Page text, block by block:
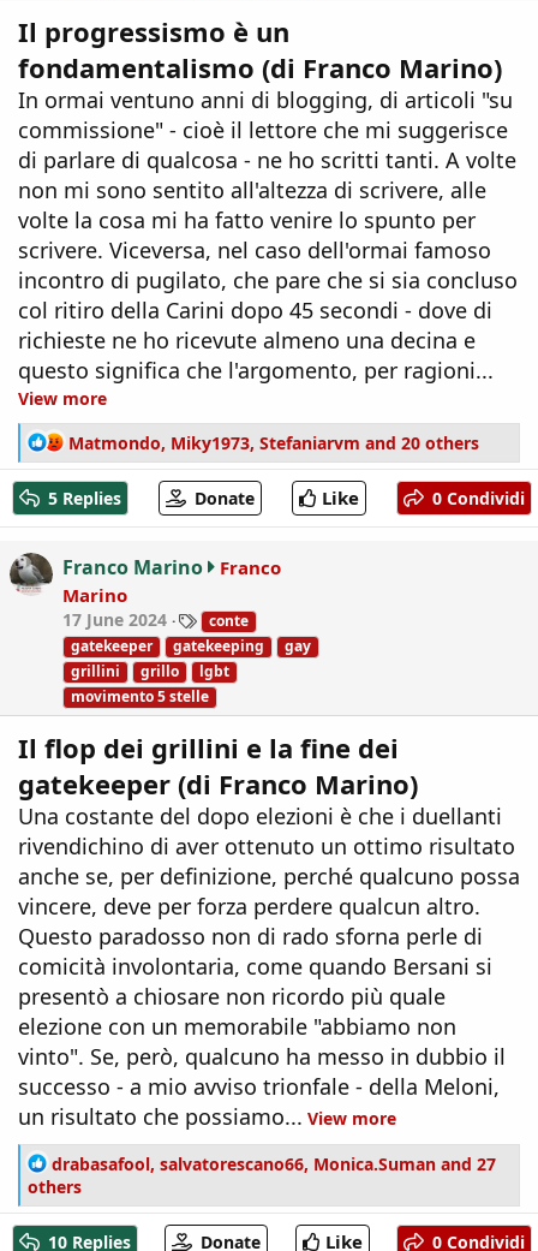
Il progressismo è un
fondamentalismo (di Franco Marino)
In ormai ventuno anni di blogging, di articoli "su
commissione" - cioè il lettore che mi suggerisce
di parlare di qualcosa - ne ho scritti tanti. A volte
non mi sono sentito all'altezza di scrivere, alle
volte la cosa mi ha fatto venire lo spunto per
scrivere. Viceversa, nel caso dell'ormai famoso
incontro di pugilato, che pare che si sia concluso
col ritiro della Carini dopo 45 secondi - dove di
richieste ne ho ricevute almeno una decina e
questo significa che l'argomento, per ragioni...
View more
R
e
a
c
t
i
o
n
s
:
Matmondo, Miky1973, Stefaniarvm and 20 others
5 Replies Donate Like 0 Condividi
Franco Marino
Franco
Marino
17 June 2024
T
a
g
s
conte
gatekeeper
gatekeeping
gay
grillini
grillo
lgbt
movimento 5 stelle
Il flop dei grillini e la fine dei
gatekeeper (di Franco Marino)
Una costante del dopo elezioni è che i duellanti
rivendichino di aver ottenuto un ottimo risultato
anche se, per definizione, perché qualcuno possa
vincere, deve per forza perdere qualcun altro.
Questo paradosso non di rado sforna perle di
comicità involontaria, come quando Bersani si
presentò a chiosare non ricordo più quale
elezione con un memorabile "abbiamo non
vinto". Se, però, qualcuno ha messo in dubbio il
successo - a mio avviso trionfale - della Meloni,
un risultato che possiamo... View more
R
e
a
c
drabasafool, salvatorescano66, Monica.Suman and 27
others
10 Replies Donate Like 0 Condividi